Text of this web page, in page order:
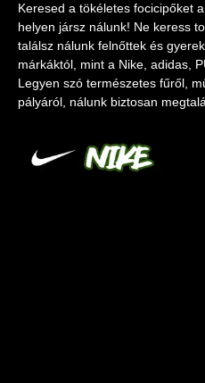
Keresed a tökéletes focicipőket
helyen jársz nálunk! Ne keress
találsz nálunk felnőttek és
márkáktól, mint a Nike, adidas,
Legyen szó természetes fűről,
pályáról, nálunk biztosan